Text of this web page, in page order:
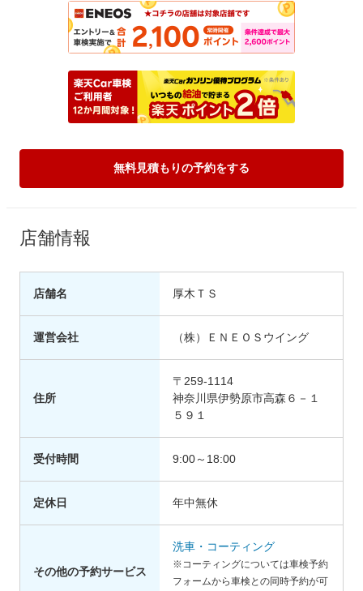
無料見積もりの予約をする
店舗情報
店舗名 厚木ＴＳ
運営会社 （株）ＥＮＥＯＳウイング
住所
〒259-1114
神奈川県伊勢原市高森６－１
５９１
受付時間 9:00～18:00
定休日 年中無休
その他の予約サービス
洗車・コーティング
※コーティングについては車検予約
フォームから車検との同時予約が可